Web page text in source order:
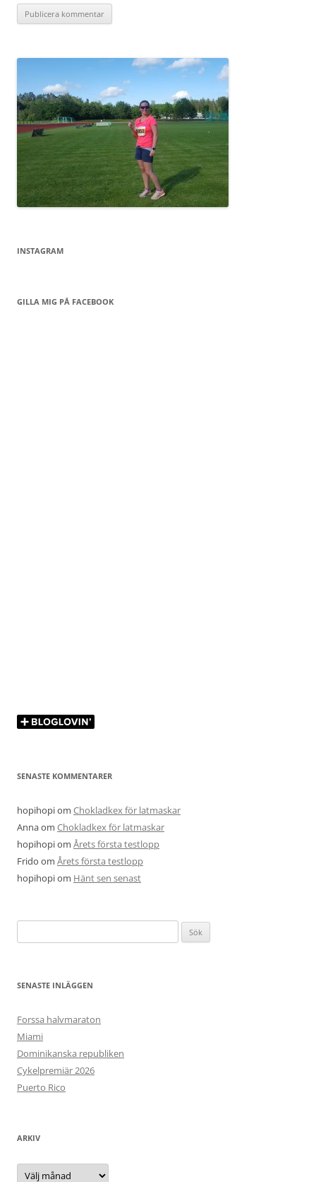
INSTAGRAM
GILLA MIG PÅ FACEBOOK
SENASTE KOMMENTARER
hopihopiom Chokladkex för latmaskar
Annaom Chokladkex för latmaskar
hopihopiom Årets första testlopp
Frido om Årets första testlopp
hopihopiom Hänt sen senast
efter:
SENASTE INLÄGGEN
Forssa halvmaraton
Miami
Dominikanska republiken
Cykelpremiär 2026
Puerto Rico
ARKIV
Arkiv